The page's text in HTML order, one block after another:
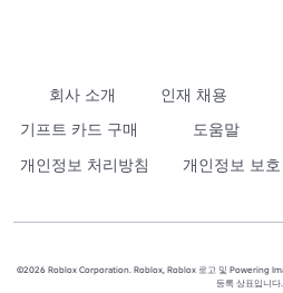
회사 소개 인재 채용
기프트 카드 구매
도움말
개인정보 처리방침
개인정보 보
©2026 Roblox Corporation. Roblox, Roblox 로고 및 Powering
등록 상표입니다.